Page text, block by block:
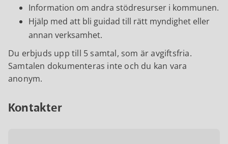
Information om andra stödresurser i kommunen.
Hjälp med att bli guidad till rätt myndighet eller
annan verksamhet.
Du erbjuds upp till 5 samtal, som är avgiftsfria.
Samtalen dokumenteras inte och du kan vara
anonym.
Kontakter